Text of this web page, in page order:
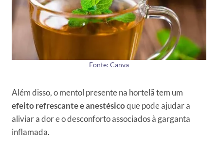
Fonte: Canva
Além disso, o mentol presente na hortelã tem um
efeito refrescante e anestésicoque pode ajudar a
aliviar a dor e o desconforto associados à garganta
inflamada.